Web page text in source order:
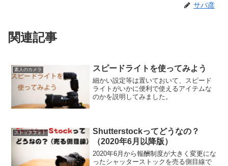
サバ彦
関連記事
素人のカメラ スピードライトを使ってみよう
細かい設定等は置いておいて、スピード
ライトがいかに便利で使えるアイテムな
のかを説明してみました。
ストックフォト
Shutterstockってどうなの？
（2020年6月以降版）
2020年6月から報酬制度が大きく変更にな
ったシャッターストックを売る側目線で